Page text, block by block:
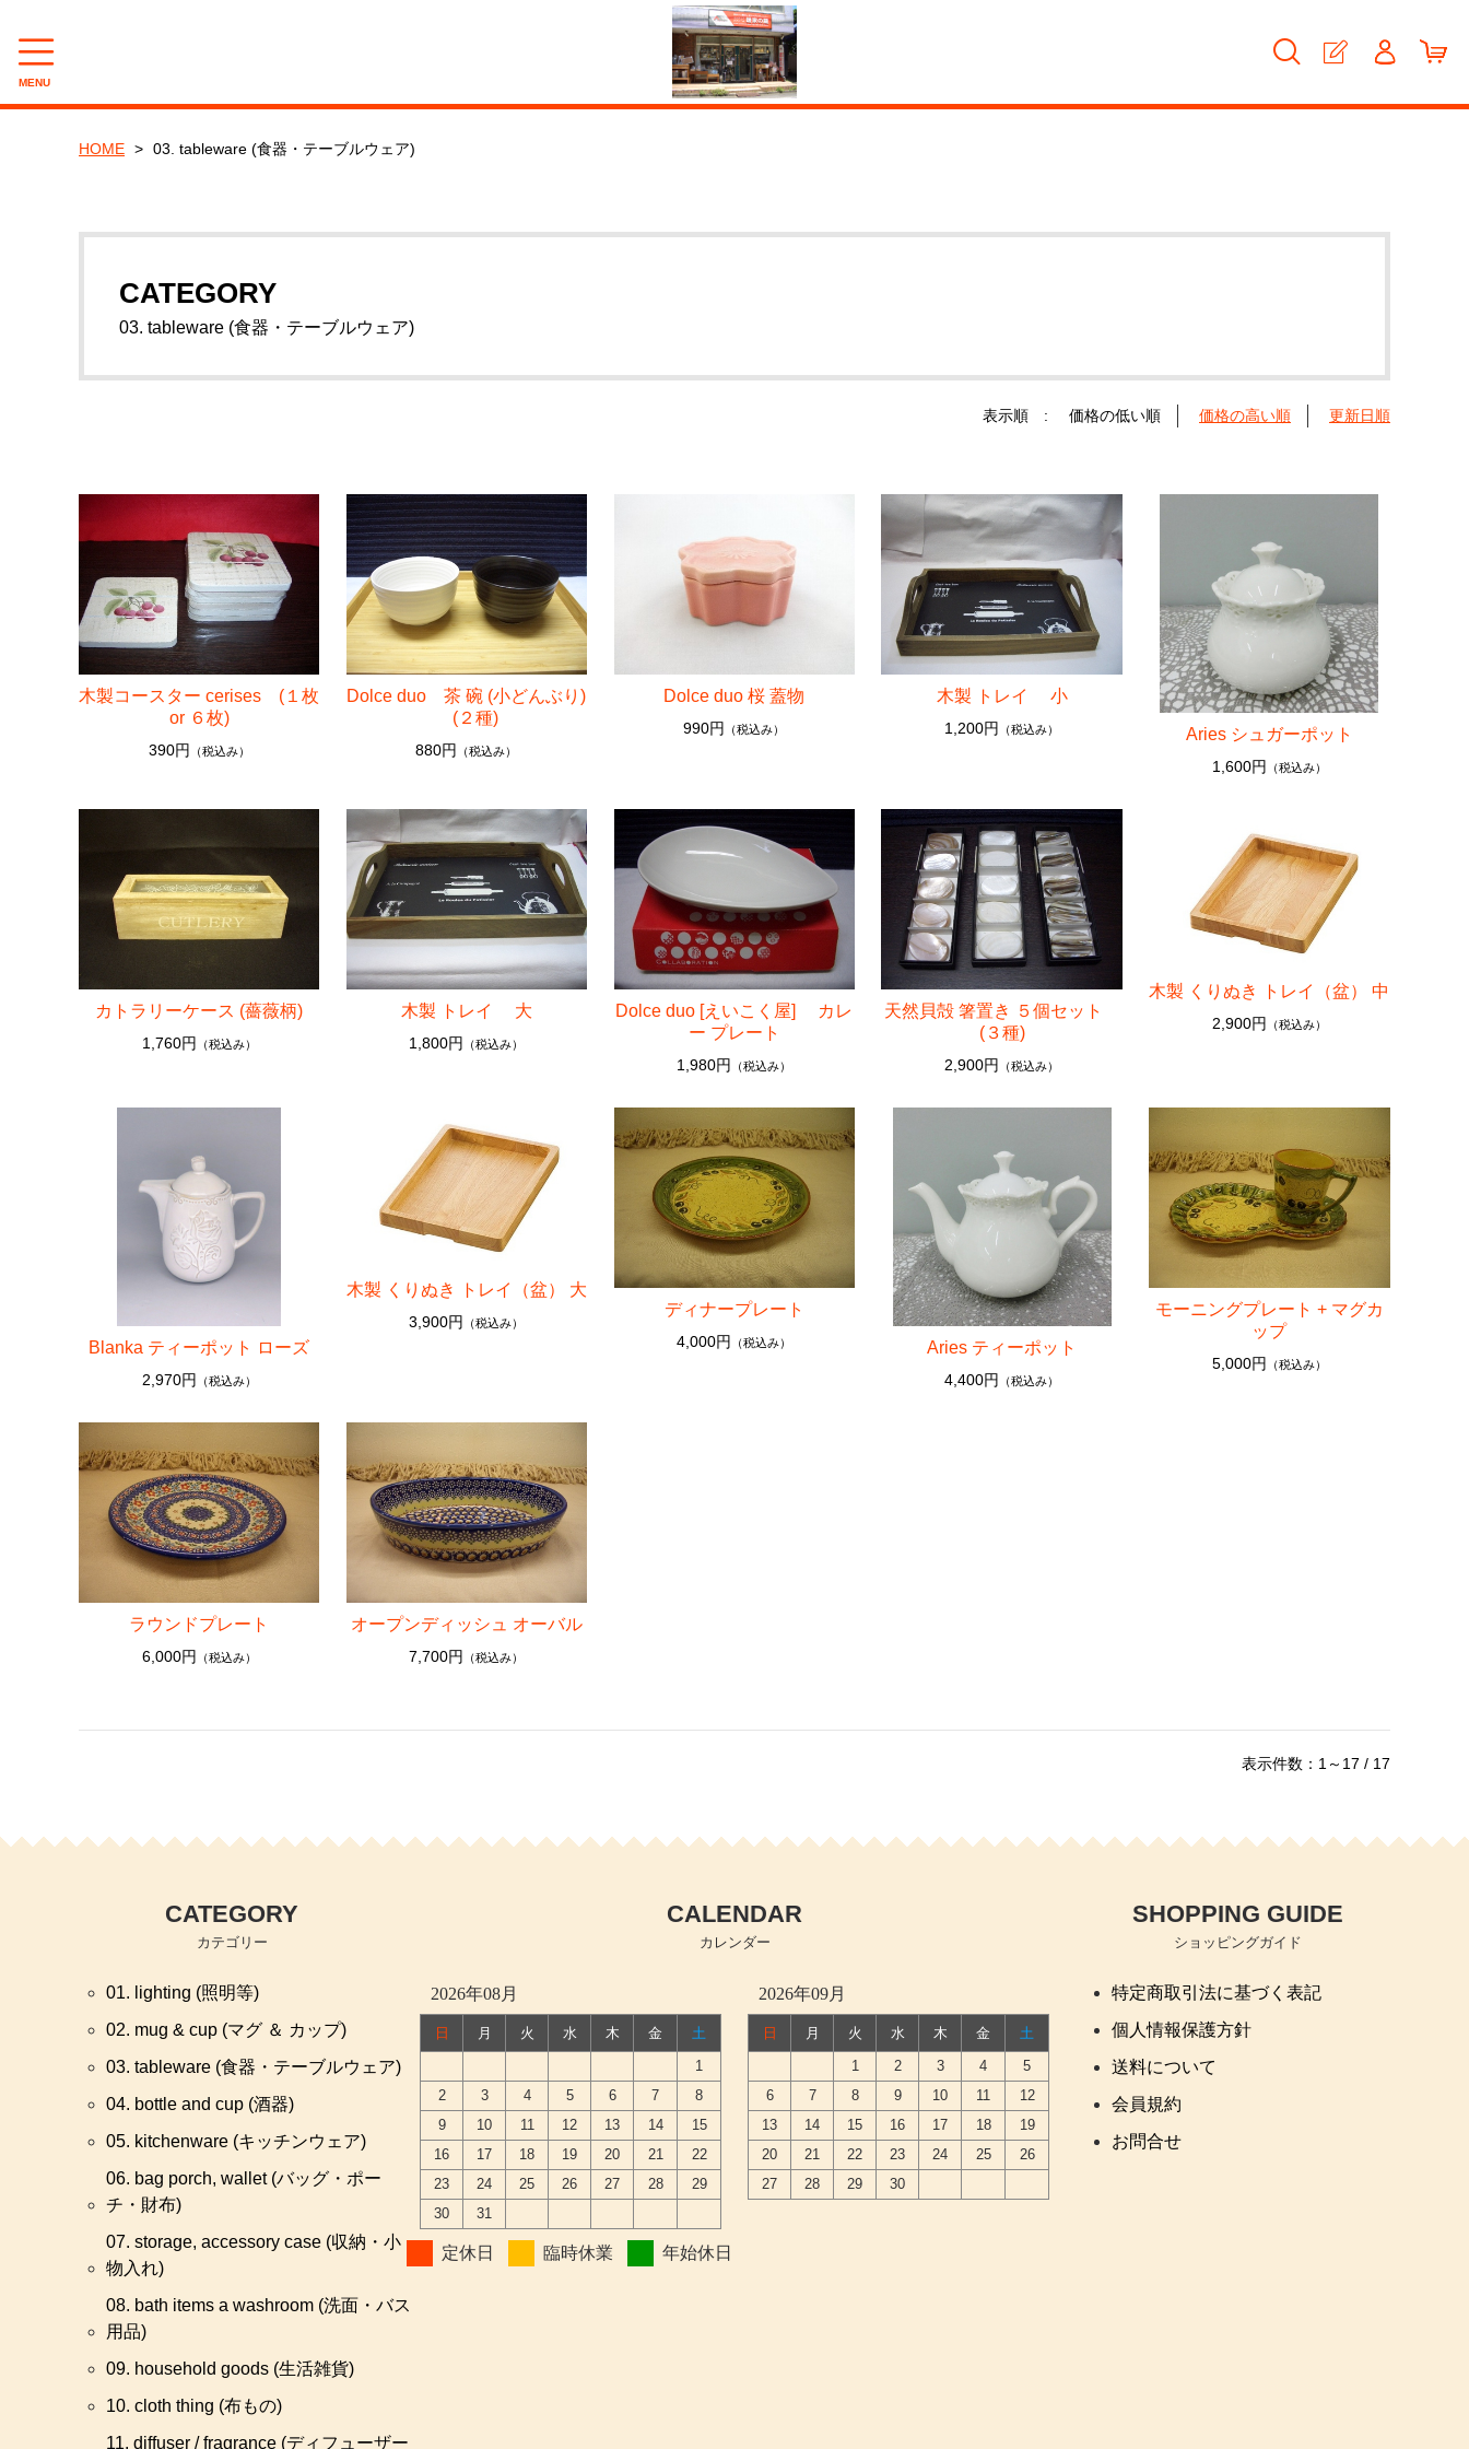
MENU
02. mug & cup (マグ ＆ カップ)
03. tableware (食器・テーブルウェア)
04. bottle and cup (酒器)
05. kitchenware (キッチンウェア)
08. bath items a washroom (洗面・バス用品)
09. household goods (生活雑貨)
10. cloth thing (布もの)
11. diffuser / fragrance (ディフューザー／芳香品)
12. accessories, noble metal (アクセサリー・装身具・貴金属)
HOME 03. tableware (食器・テーブルウェア)
CATEGORY
03. tableware (食器・テーブルウェア)
表示順 : 価格の低い順 価格の高い順 更新日順
木製コースター cerises (１枚
or ６枚)
390円 （税込み）
Dolce duo 茶 碗 (小どんぶり)
(２種)
880円 （税込み）
Dolce duo 桜 蓋物
990円 （税込み）
木製 トレイ 小
1,200円 （税込み） Aries シュガーポット
1,600円 （税込み）
カトラリーケース (薔薇柄)
1,760円 （税込み）
木製 トレイ 大
1,800円 （税込み）
Dolce duo [えいこく屋] カレ
ー プレート
1,980円 （税込み）
天然貝殻 箸置き ５個セット
(３種)
2,900円 （税込み）
木製 くりぬき トレイ（盆） 中
2,900円 （税込み）
Blanka ティーポット ローズ
2,970円 （税込み）
木製 くりぬき トレイ（盆） 大
3,900円 （税込み）
ディナープレート
4,000円 （税込み） Aries ティーポット
4,400円 （税込み）
モーニングプレート + マグカ
ップ
5,000円 （税込み）
ラウンドプレート
6,000円 （税込み）
オープンディッシュ オーバル
7,700円 （税込み）
表示件数：1～17 / 17
CATEGORY
カテゴリー
01. lighting (照明等)
02. mug & cup (マグ ＆ カップ)
03. tableware (食器・テーブルウェア)
04. bottle and cup (酒器)
05. kitchenware (キッチンウェア)
06. bag porch, wallet (バッグ・ポー
チ・財布)
07. storage, accessory case (収納・小
物入れ)
08. bath items a washroom (洗面・バス
用品)
09. household goods (生活雑貨)
10. cloth thing (布もの)
11. diffuser / fragrance (ディフューザー
CALENDAR
カレンダー
2026年08月
日 月 火 水 木 金
土
1
2
3 4 5 6 7
8
9
10 11 12 13 14
15
16
17 18 19 20 21
22
23
24 25 26 27 28
29
30
31
2026年09月
日 月 火 水 木 金
土
1
2 3 4
5
6
7 8 9 10 11
12
13
14 15 16 17 18
19
20
21 22 23 24 25
26
27
28 29 30
定休日 臨時休業 年始休日
SHOPPING GUIDE
ショッピングガイド
特定商取引法に基づく表記
個人情報保護方針
送料について
会員規約
お問合せ